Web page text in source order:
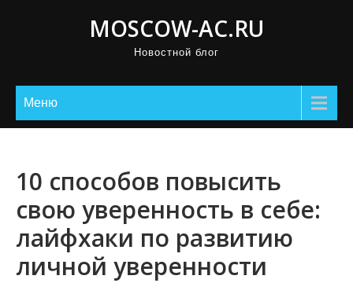
MOSCOW-AC.RU
Новостной блог
Меню
10 способов повысить
свою уверенность в себе:
лайфхаки по развитию
личной уверенности